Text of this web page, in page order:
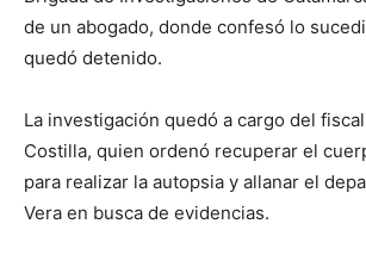
de un abogado, donde confesó lo
quedó detenido.
La investigación quedó a cargo del
Costilla, quien ordenó recuperar el
para realizar la autopsia y allanar el
Vera en busca de evidencias.